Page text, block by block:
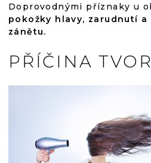
Doprovodnými příznaky u
pokožky hlavy, zarudnutí
zánětu.
PŘÍČINA